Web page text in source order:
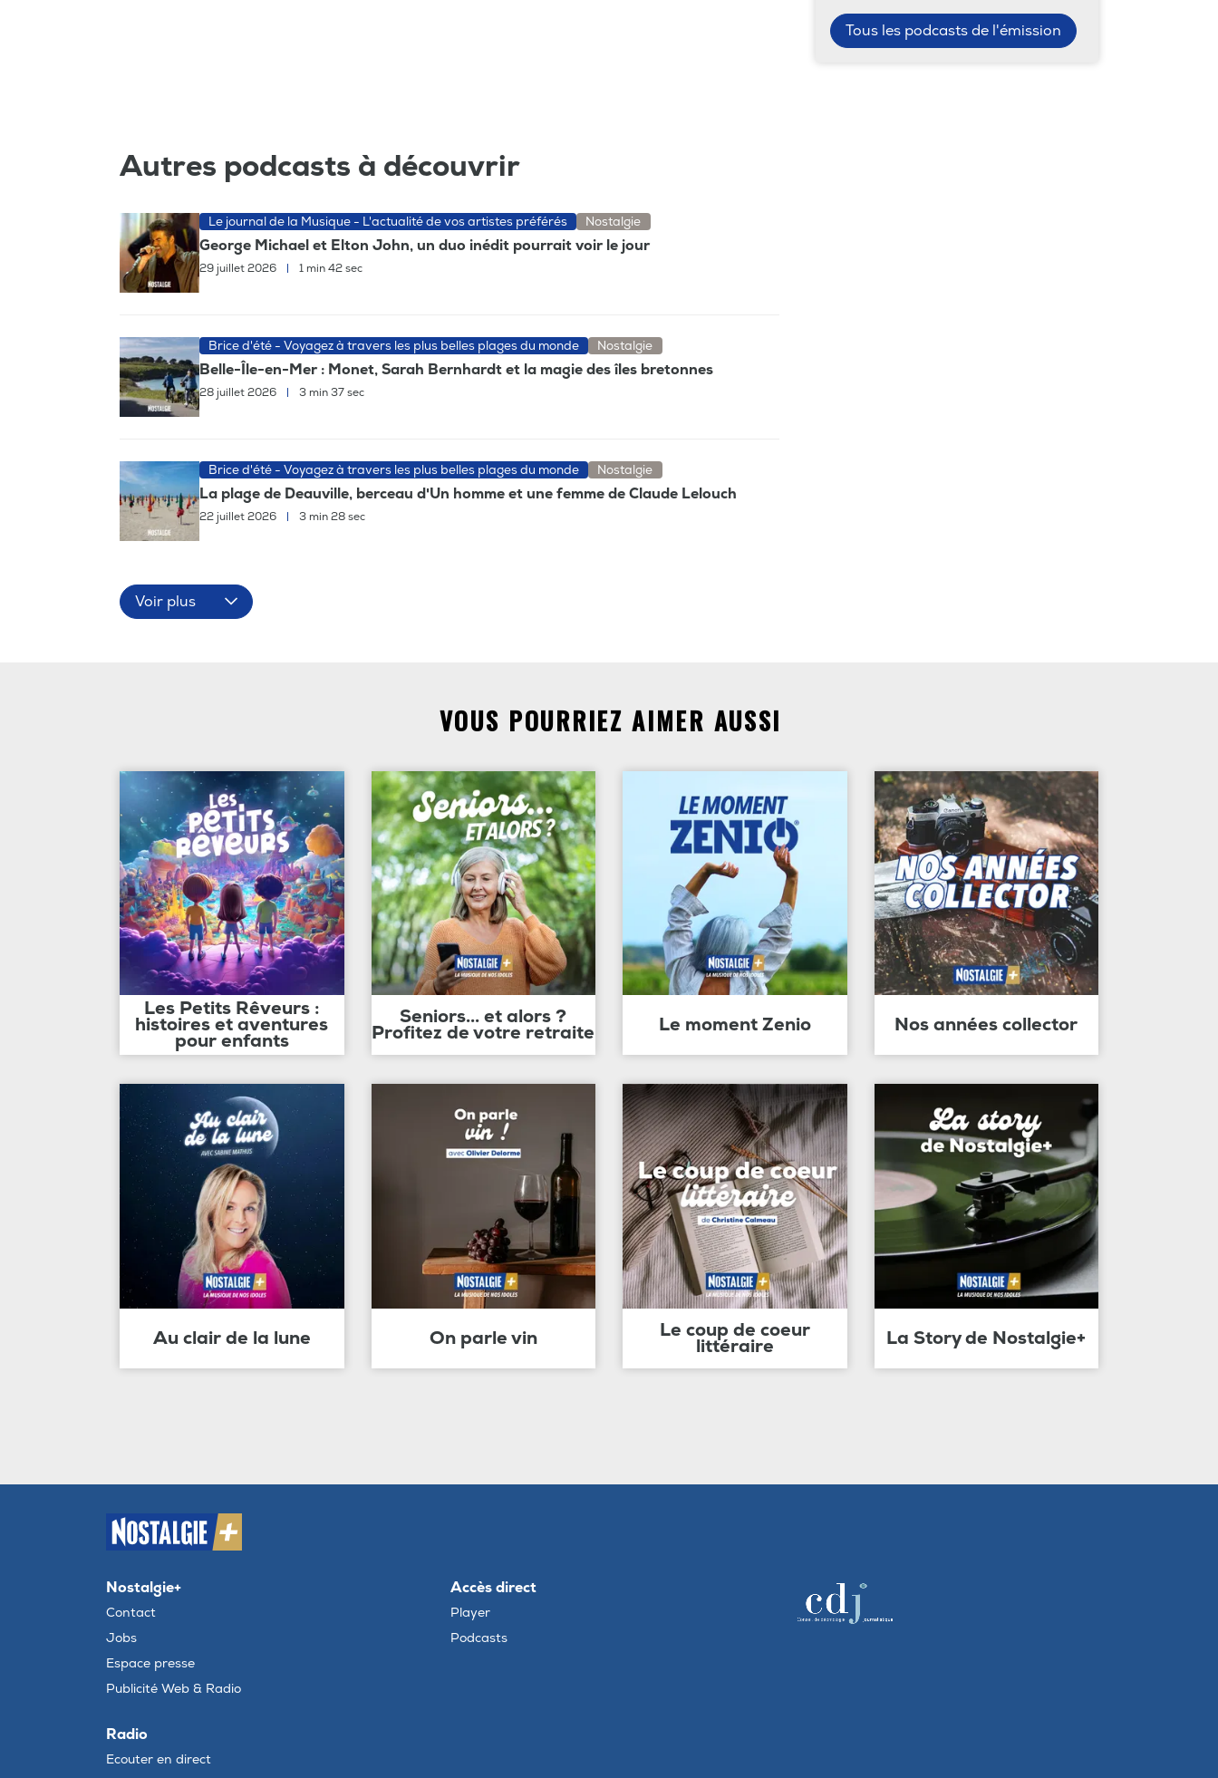
Tous les podcasts de l'émission
Autres podcasts à découvrir
Le journal de la Musique - L'actualité de vos artistes préférés Nostalgie
George Michael et Elton John, un duo inédit pourrait voir le jour
29 juillet 2026 1 min 42 sec
Brice d'été - Voyagez à travers les plus belles plages du monde Nostalgie
Belle-Île-en-Mer : Monet, Sarah Bernhardt et la magie des îles bretonnes
28 juillet 2026 3 min 37 sec
Brice d'été - Voyagez à travers les plus belles plages du monde Nostalgie
La plage de Deauville, berceau d'Un homme et une femme de Claude Lelouch
22 juillet 2026 3 min 28 sec
Voir plus
VOUS POURRIEZ AIMER AUSSI
Les Petits Rêveurs :
histoires et aventures
pour enfants
Seniors... et alors ?
Profitez de votre retraite Le moment Zenio Nos années collector
Au clair de la lune On parle vin Le coup de coeur
littéraire La Story de Nostalgie+
Nostalgie+
Contact
Jobs
Espace presse
Publicité Web & Radio
Accès direct
Player
Podcasts
Radio
Ecouter en direct